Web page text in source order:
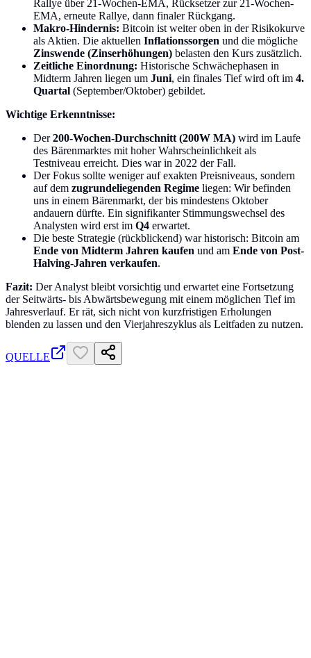
Rallye über 21-Wochen-EMA, Rücksetzer zur 21-Wochen-
EMA, erneute Rallye, dann finaler Rückgang.
Makro-Hindernis: Bitcoin ist weiter oben in der Risikokurve
als Aktien. Die aktuellen Inflationssorgen und die mögliche
Zinswende (Zinserhöhungen) belasten den Kurs zusätzlich.
Zeitliche Einordnung: Historische Schwächephasen in
Midterm Jahren liegen um Juni, ein finales Tief wird oft im 4.
Quartal (September/Oktober) gebildet.
Wichtige Erkenntnisse:
Der200-Wochen-Durchschnitt (200W MA) wird im Laufe
des Bärenmarktes mit hoher Wahrscheinlichkeit als
Testniveau erreicht. Dies war in 2022 der Fall.
Der Fokus sollte weniger auf exakten Preisniveaus, sondern
auf dem zugrundeliegenden Regime liegen: Wir befinden
uns in einem Bärenmarkt, der bis mindestens Oktober
andauern dürfte. Ein signifikanter Stimmungswechsel des
Analysten wird erst im Q4 erwartet.
Die beste Strategie (rückblickend) war historisch: Bitcoin am
Ende von Midterm Jahren kaufen und am Ende von Post-
Halving-Jahren verkaufen.
Fazit: Der Analyst bleibt vorsichtig und erwartet eine Fortsetzung
der Seitwärts- bis Abwärtsbewegung mit einem möglichen Tief im
Jahresverlauf. Er rät, sich nicht von kurzfristigen Erholungen
blenden zu lassen und den Vierjahreszyklus als Leitfaden zu nutzen.
QUELLE